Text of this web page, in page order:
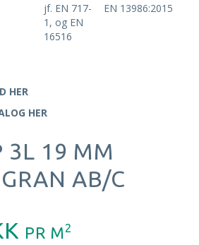
jf. EN 717-
1, og EN
16516
EN 13986:2015
HER
HER
3L 19 MM
AB/C
PR M2